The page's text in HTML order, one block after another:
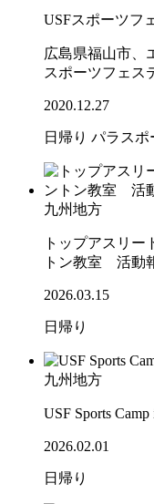
USFスポーツフ
広島県福山市、
スポーツフェス
2020.12.27
日帰り パラスポ
九州地方
トップアスリ
トン教室 活動
2026.03.15
日帰り
九州地方
USF Sports
2026.02.01
日帰り